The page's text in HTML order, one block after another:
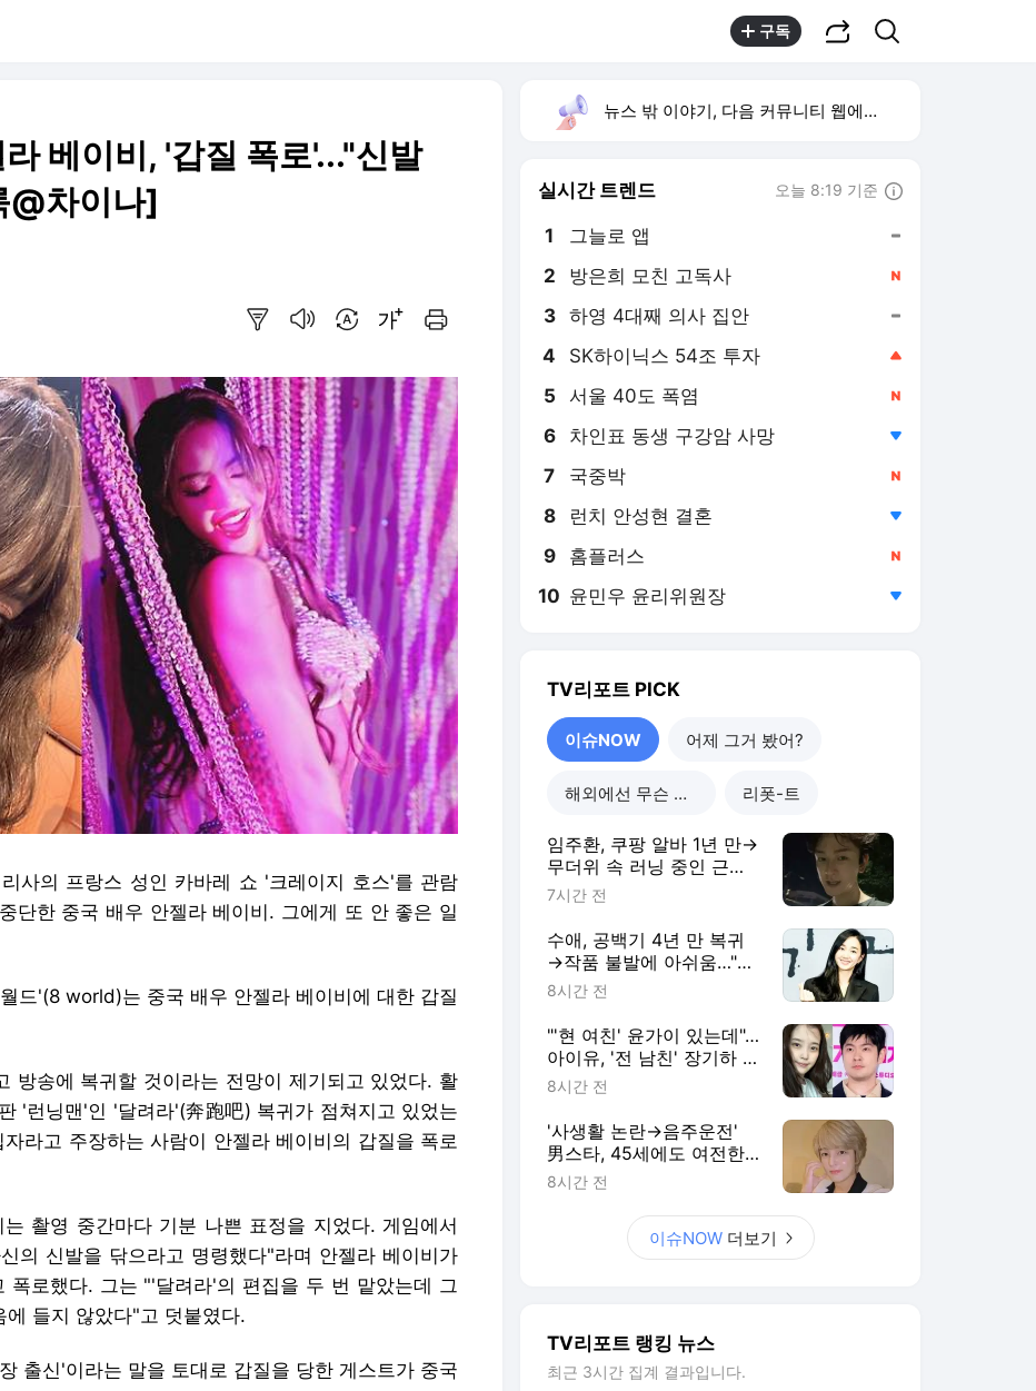
구독
베이비, '갑질 폭로'..."신발
@차이나]
사의 프랑스 성인 카바레 쇼 '크레이지 호스'를 관람
단한 중국 배우 안젤라 베이비. 그에게 또 안 좋은 일
드'(8 world)는 중국 배우 안젤라 베이비에 대한 갑질
방송에 복귀할 것이라는 전망이 제기되고 있었다. 활
'런닝맨'인 '달려라'(奔跑吧) 복귀가 점쳐지고 있었는
라고 주장하는 사람이 안젤라 베이비의 갑질을 폭로
촬영 중간마다 기분 나쁜 표정을 지었다. 게임에서
의 신발을 닦으라고 명령했다"라며 안젤라 베이비가
폭로했다. 그는 "'달려라'의 편집을 두 번 맡았는데 그
들지 않았다"고 덧붙였다.
출신'이라는 말을 토대로 갑질을 당한 게스트가 중국
뉴스 밖 이야기, 다음 커뮤니티 웹에서 보기
실시간 트렌드 오늘 8:19 기준
1 그늘로 앱
2 방은희 모친 고독사
3 하영 4대째 의사 집안
4 SK하이닉스 54조 투자
5 서울 40도 폭염
6 차인표 동생 구강암 사망
7 국중박
8 런치 안성현 결혼
9 홈플러스
10 윤민우 윤리위원장
TV리포트 PICK
이슈NOW 어제 그거 봤어?
해외에선 무슨 일이? 리폿-트
임주환, 쿠팡 알바 1년 만→
무더위 속 러닝 중인 근황
[RE:스타]
7시간 전
수애, 공백기 4년 만 복귀
→작품 불발에 아쉬움…"쉬
는 동안 계속 기다려"
8시간 전
"'현 여친' 윤가이 있는데"…
아이유, '전 남친' 장기하 노
래 언급에 갑론을박
8시간 전
'사생활 논란→음주운전'
男스타, 45세에도 여전한
꽃미모…母과 달달한 시간
8시간 전
이슈NOW 더보기
TV리포트 랭킹 뉴스
최근 3시간 집계 결과입니다.